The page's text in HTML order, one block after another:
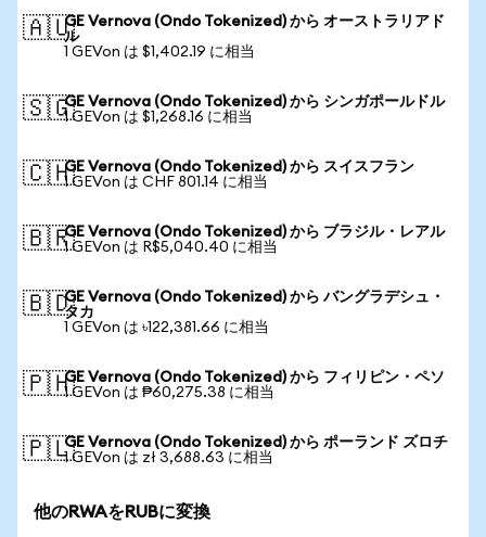
🇦🇺GE Vernova (Ondo Tokenized) から オーストラリアド
ル
1 GEVon は $1,402.19 に相当
🇸🇬GE Vernova (Ondo Tokenized) から シンガポールドル
1 GEVon は $1,268.16 に相当
🇨🇭GE Vernova (Ondo Tokenized) から スイスフラン
1 GEVon は CHF 801.14 に相当
🇧🇷GE Vernova (Ondo Tokenized) から ブラジル・レアル
1 GEVon は R$5,040.40 に相当
🇧🇩GE Vernova (Ondo Tokenized) から バングラデシュ・
タカ
1 GEVon は ৳122,381.66 に相当
🇵🇭GE Vernova (Ondo Tokenized) から フィリピン・ペソ
1 GEVon は ₱60,275.38 に相当
🇵🇱GE Vernova (Ondo Tokenized) から ポーランド ズロチ
1 GEVon は zł 3,688.63 に相当
他のRWAをRUBに変換